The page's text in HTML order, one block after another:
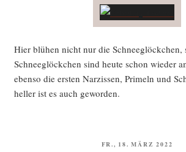
Hier blü­hen nicht nur die Schnee­glöck­chen,
Schnee­glöck­chen sind heu­te schon wie­der
eben­so die ers­ten Nar­zis­sen, Pri­meln und
hel­ler ist es auch geworden.
VERÖFFENTLICHT
FR., 18. MÄRZ 2022